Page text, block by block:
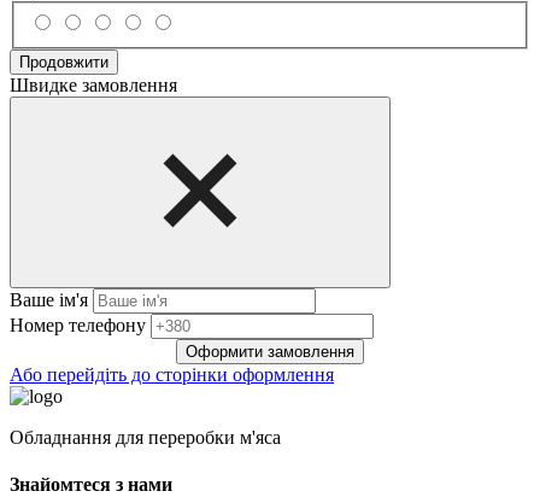
Продовжити
Швидке замовлення
Ваше ім'я
Нoмep тeлeфoнy
Оформити замовлення
Або перейдіть до сторінки оформлення
Обладнання для переробки м'яса
Знайомтеся з нами